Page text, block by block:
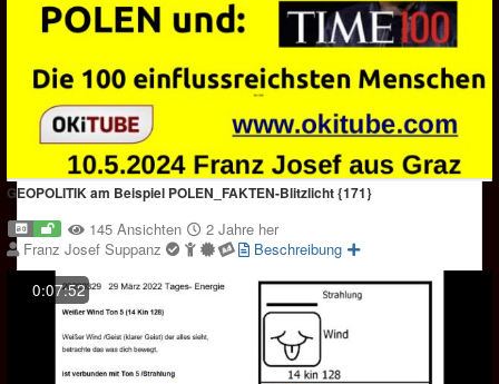
GEOPOLITIK am Beispiel POLEN_FAKTEN-Blitzlicht {171}
145 Ansichten
2 Jahre her
Franz Josef Suppanz
Beschreibung
0:07:52